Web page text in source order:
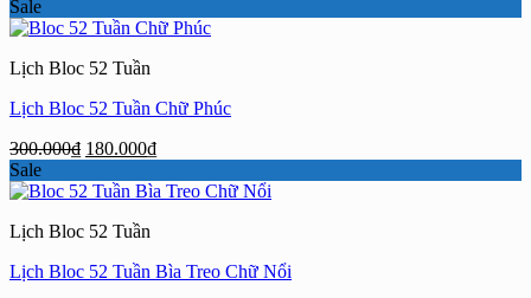
là:
tại
Sale
Lịch Bloc 52 Tuần
Lịch Bloc 52 Tuần Chữ Phúc
300.000₫ Giá
là:
180.000₫Giá
tại
Sale
Lịch Bloc 52 Tuần
Lịch Bloc 52 Tuần Bìa Treo Chữ Nổi